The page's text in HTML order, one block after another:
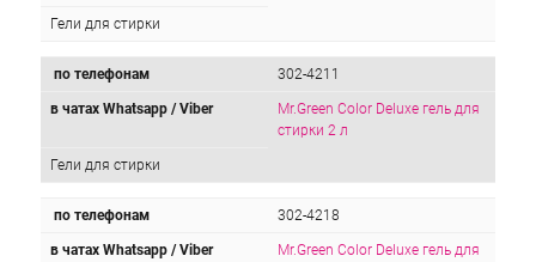
Гели для стирки
по телефонам 302-4211
в чатах Whatsapp / Viber
Mr.Green Color Deluxe гель для
стирки 2 л
Гели для стирки
по телефонам 302-4218
в чатах Whatsapp / Viber
Mr.Green Color Deluxe гель для